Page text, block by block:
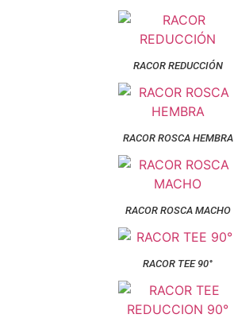
RACOR REDUCCIÓN
RACOR ROSCA HEMBRA
RACOR ROSCA MACHO
RACOR TEE 90°